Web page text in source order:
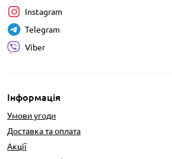
Інформація
Умови угоди
Доставка та оплата
Акції
Instagram
Telegram
Viber